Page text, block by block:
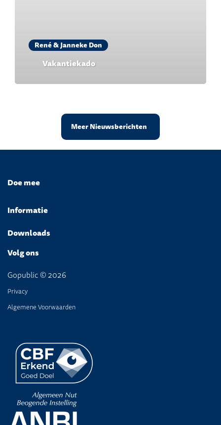
René & Janneke Don
Vakantiekado
Meer Nieuwsberichten
Doe mee
Informatie
Downloads
Volg ons
Gopublic © 2026
Privacy
Algemene Voorwaarden